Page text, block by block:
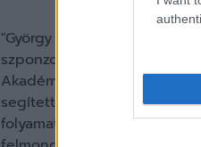
"György Tamás többségi
szponzora volt. Ez idő alatt
Akadémia státuszig vezette
segítette az Akadémia
folyamatosan